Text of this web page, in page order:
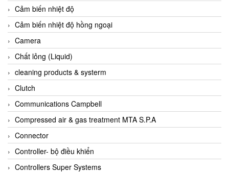
Aira Euro Automation
Airtac Vietnam
Airtec Vietnam
AI-Tek Vietnam
Akerstroms Viet Nam
AKO Armaturen & Separationstechnik
AKO Armaturen & Separationstechnik Vietnam
AKUSENSE
ALA OFFICINE SPA
Albrecht-Automatik Viet Nam
Allen Bradley Vietnam
Cảm biến nhiệt độ
Cảm biến nhiệt độ hồng ngoại
Camera
Chất lỏng (Liquid)
cleaning products & systerm
Clutch
Communications Campbell
Compressed air & gas treatment MTA S.P.A
Connector
Controller- bộ điều khiển
Controllers Super Systems